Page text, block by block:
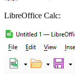
LibreOffice Calc: